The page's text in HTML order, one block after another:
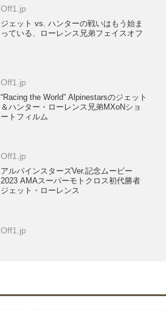
Off1.jp
ジェット vs. ハンターの戦いはもう始ま
っている、ローレンス兄弟フェイスオフ
Off1.jp
“Racing the World” Alpinestarsのジェット
＆ハンター・ローレンス兄弟MXoNショ
ートフィルム
Off1.jp
アルパインスターズVer.記念ムービー
2023 AMAスーパーモトクロス初代勝者
ジェット・ローレンス
Off1.jp